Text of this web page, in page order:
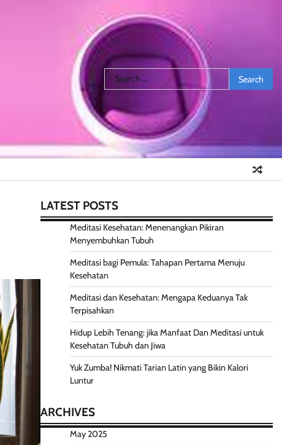
Search
for:
LATEST POSTS
Meditasi Kesehatan: Menenangkan Pikiran
Menyembuhkan Tubuh
Meditasi bagi Pemula: Tahapan Pertama Menuju
Kesehatan
Meditasi dan Kesehatan: Mengapa Keduanya Tak
Terpisahkan
Hidup Lebih Tenang: jika Manfaat Dan Meditasi untuk
Kesehatan Tubuh dan Jiwa
Yuk Zumba! Nikmati Tarian Latin yang Bikin Kalori
Luntur
ARCHIVES
May 2025